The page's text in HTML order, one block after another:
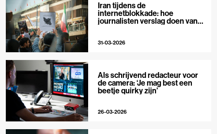
Iran tijdens de
internetblokkade: hoe
journalisten verslag doen van
31-03-2026
Als schrijvend redacteur voor
de camera: ‘Je mag best een
beetje quirky zijn’
26-03-2026